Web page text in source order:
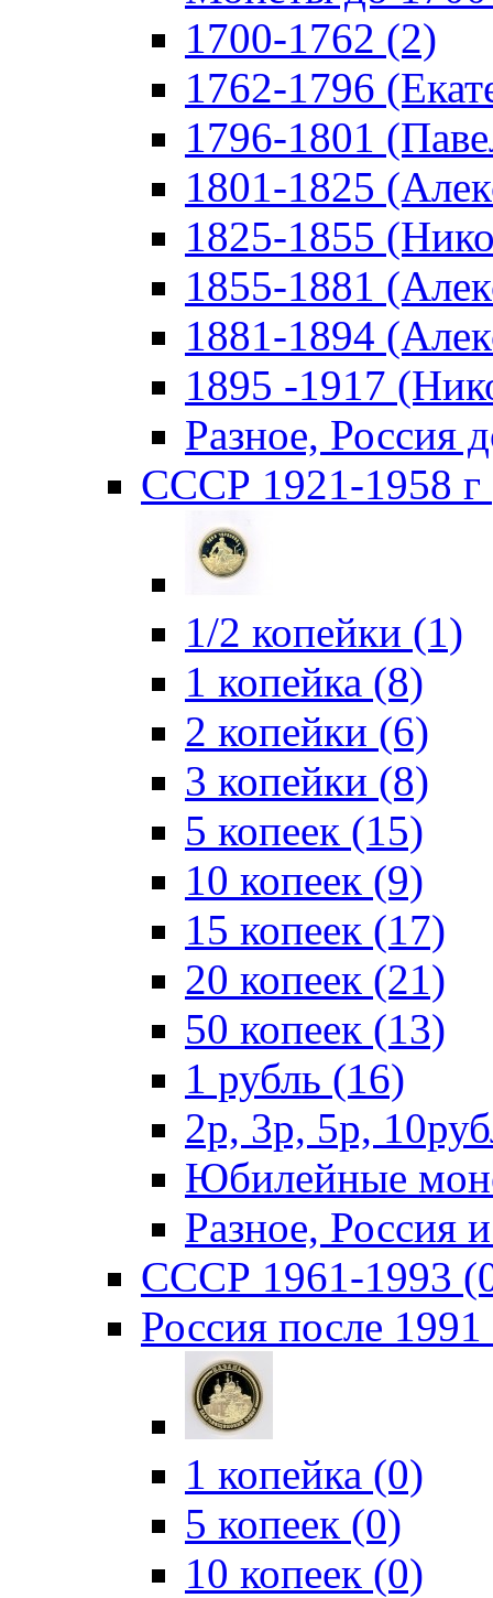
1700-1762 (2)
1762-1796
1796-1801
1801-1825
1825-1855
1855-1881
1881-1894
1895 -1917
Разное, Россия
СССР 1921-1958 г
1/2 копейки (1)
1 копейка (8)
2 копейки (6)
3 копейки (8)
5 копеек (15)
10 копеек (9)
15 копеек (17)
20 копеек (21)
50 копеек (13)
1 рубль (16)
2р, 3р, 5р,
Юбилейные
Разное, Россия
СССР 1961-1993
Россия после
1 копейка (0)
5 копеек (0)
10 копеек (0)